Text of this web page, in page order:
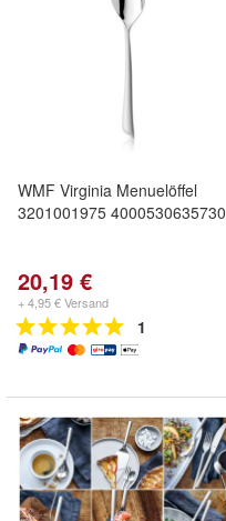
WMF Virginia Menuelöffel
3201001975 4000530635730
20,19 €
+ 4,95 € Versand
1